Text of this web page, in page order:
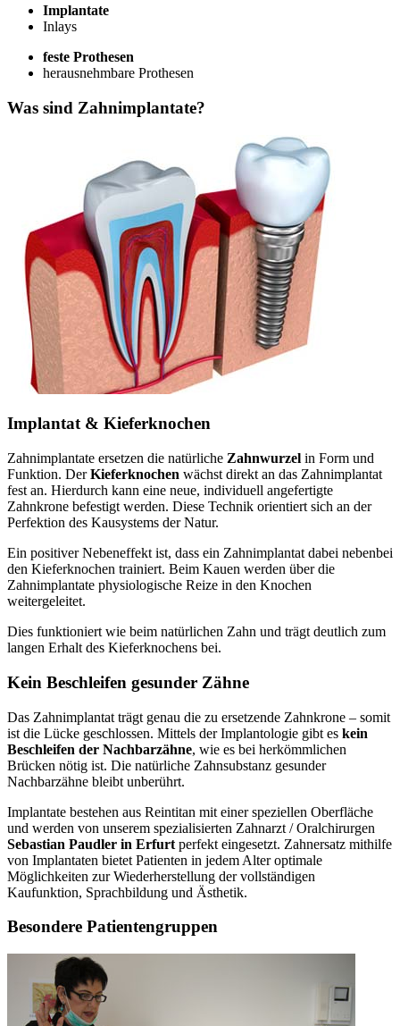
Implantate
Inlays
feste Prothesen
herausnehmbare Prothesen
Was sind Zahnimplantate?
Implantat & Kieferknochen
Zahnimplantate ersetzen die natürliche Zahnwurzel in Form und
Funktion. DerKieferknochen wächst direkt an das Zahnimplantat
fest an. Hierdurch kann eine neue, individuell angefertigte
Zahnkrone befestigt werden. Diese Technik orientiert sich an der
Perfektion des Kausystems der Natur.
Ein positiver Nebeneffekt ist, dass ein Zahnimplantat dabei nebenbei
den Kieferknochen trainiert. Beim Kauen werden über die
Zahnimplantate physiologische Reize in den Knochen
weitergeleitet.
Dies funktioniert wie beim natürlichen Zahn und trägt deutlich zum
langen Erhalt des Kieferknochens bei.
Kein Beschleifen gesunder Zähne
Das Zahnimplantat trägt genau die zu ersetzende Zahnkrone – somit
ist die Lücke geschlossen. Mittels der Implantologie gibt es kein
Beschleifen der Nachbarzähne, wie es bei herkömmlichen
Brücken nötig ist. Die natürliche Zahnsubstanz gesunder
Nachbarzähne bleibt unberührt.
Implantate bestehen aus Reintitan mit einer speziellen Oberfläche
und werden von unserem spezialisierten Zahnarzt / Oralchirurgen
Sebastian Paudler in Erfurt perfekt eingesetzt. Zahnersatz mithilfe
von Implantaten bietet Patienten in jedem Alter optimale
Möglichkeiten zur Wiederherstellung der vollständigen
Kaufunktion, Sprachbildung und Ästhetik.
Besondere Patientengruppen